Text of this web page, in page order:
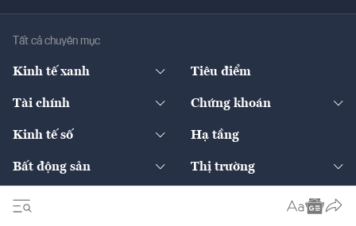
Tất cả chuyên mục
Kinh tế xanh
Diễn đàn
Tiêu điểm
Tài chính
Ngân hàng
Bảo hiểm
Chứng khoán
Doanh nghiệp niêm yết
Kinh tế số
Sản phẩm - Thị trường
Tài sản số
Dịch vụ số
Hạ tầng
Bất động sản
Chính sách
Thị trường
Thị trường
Xuất nhập khẩu
Thế giới